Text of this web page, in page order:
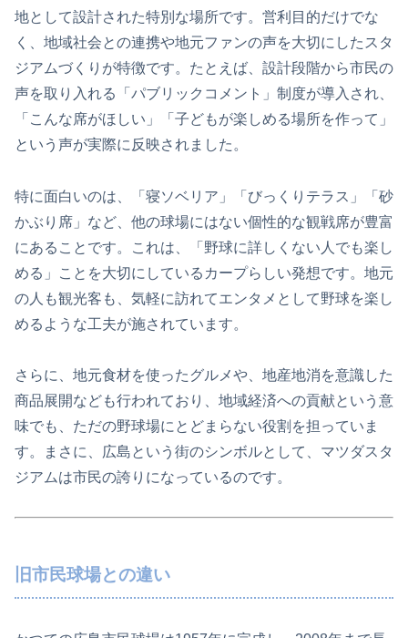
地として設計された特別な場所です。営利目的だけでな
く、地域社会との連携や地元ファンの声を大切にしたスタ
ジアムづくりが特徴です。たとえば、設計段階から市民の
声を取り入れる「パブリックコメント」制度が導入され、
「こんな席がほしい」「子どもが楽しめる場所を作って」
という声が実際に反映されました。
特に面白いのは、「寝ソベリア」「びっくりテラス」「砂
かぶり席」など、他の球場にはない個性的な観戦席が豊富
にあることです。これは、「野球に詳しくない人でも楽し
める」ことを大切にしているカープらしい発想です。地元
の人も観光客も、気軽に訪れてエンタメとして野球を楽し
めるような工夫が施されています。
さらに、地元食材を使ったグルメや、地産地消を意識した
商品展開なども行われており、地域経済への貢献という意
味でも、ただの野球場にとどまらない役割を担っていま
す。まさに、広島という街のシンボルとして、マツダスタ
ジアムは市民の誇りになっているのです。
旧市民球場との違い